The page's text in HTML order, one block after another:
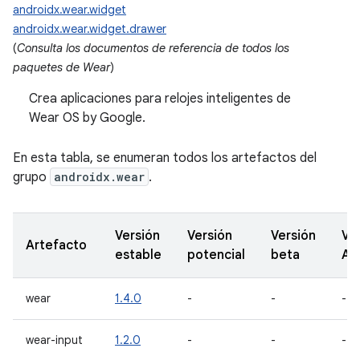
androidx.wear.widget
androidx.wear.widget.drawer
(Consulta los documentos de referencia de todos los
paquetes de Wear)
Crea aplicaciones para relojes inteligentes de
Wear OS by Google.
En esta tabla, se enumeran todos los artefactos del
grupo androidx.wear .
Artefacto
Versión
estable
Versión
potencial
Versión
beta
wear 1.4.0 - - -
wear-input 1.2.0 - - -